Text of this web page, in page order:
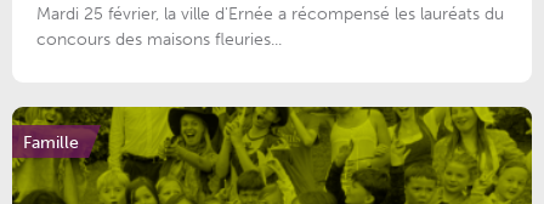
Mardi 25 février, la ville d'Ernée a récompensé les lauréats du
concours des maisons fleuries...
Famille